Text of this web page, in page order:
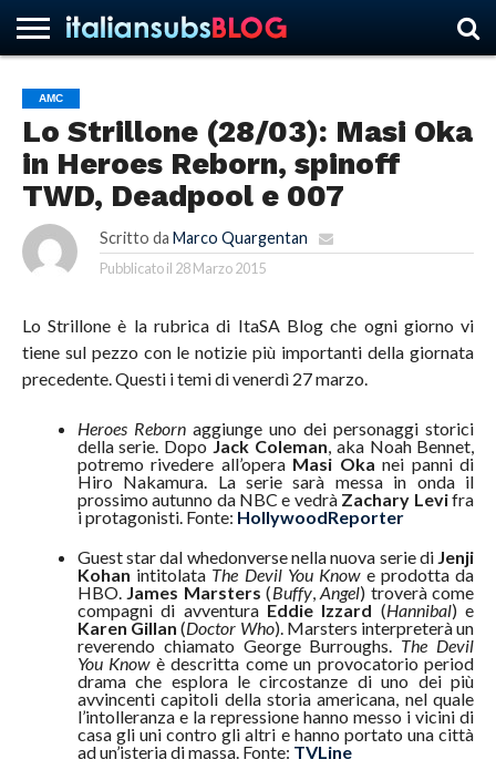
HOME
NEWS
ASCOLTI
RECENSIONI
INTERVISTE
CURIOSITÀ
CHI
SIAMO
CONTATTACI
FORUM
ITALIANSUBS
AMC
Lo Strillone (28/03): Masi Oka
in Heroes Reborn, spinoff
TWD, Deadpool e 007
Scritto da Marco Quargentan
Pubblicato il 28 Marzo 2015
Lo Strillone è la rubrica di ItaSA Blog che ogni giorno vi
tiene sul pezzo con le notizie più importanti della giornata
precedente. Questi i temi di venerdì 27 marzo.
Heroes Rebornaggiunge uno dei personaggi storici
della serie. DopoJack Coleman, aka Noah Bennet,
potremo rivedere all’opera Masi Oka nei panni di
Hiro Nakamura. La serie sarà messa in onda il
prossimo autunno da NBC e vedrà Zachary Levifra
i protagonisti. Fonte: HollywoodReporter
Guest star dal whedonverse nella nuova serie di Jenji
Kohan intitolata The Devil You Knowe prodotta da
HBO. James Marsters (Buffy,Angel) troverà come
compagni di avventura Eddie Izzard (Hannibal) e
Karen Gillan (Doctor Who). Marsters interpreterà un
reverendo chiamato George Burroughs.The Devil
You Knowè descritta come un provocatorio period
drama che esplora le circostanze di uno dei più
avvincenti capitoli della storia americana, nel quale
l’intolleranza e la repressione hanno messo i vicini di
casa gli uni contro gli altri e hanno portato una città
ad un’isteria di massa. Fonte: TVLine